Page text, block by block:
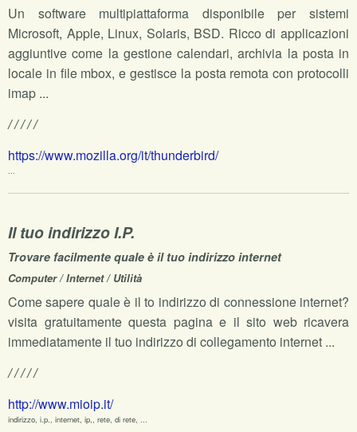
Un software multipiattaforma disponibile per sistemi
Microsoft, Apple, Linux, Solaris, BSD. Ricco di applicazioni
aggiuntive come la gestione calendari, archivia la posta in
locale in file mbox, e gestisce la posta remota con protocolli
imap ...
/ / / / /
https://www.mozilla.org/it/thunderbird/
...
Il tuo indirizzo I.P.
Trovare facilmente quale è il tuo indirizzo internet
Computer / Internet / Utilità
Come sapere quale è il to indirizzo di connessione internet?
visita gratuitamente questa pagina e il sito web ricavera
immediatamente il tuo indirizzo di collegamento internet ...
/ / / / /
http://www.mioip.it/
indirizzo, i.p., internet, ip,, rete, di rete, ...